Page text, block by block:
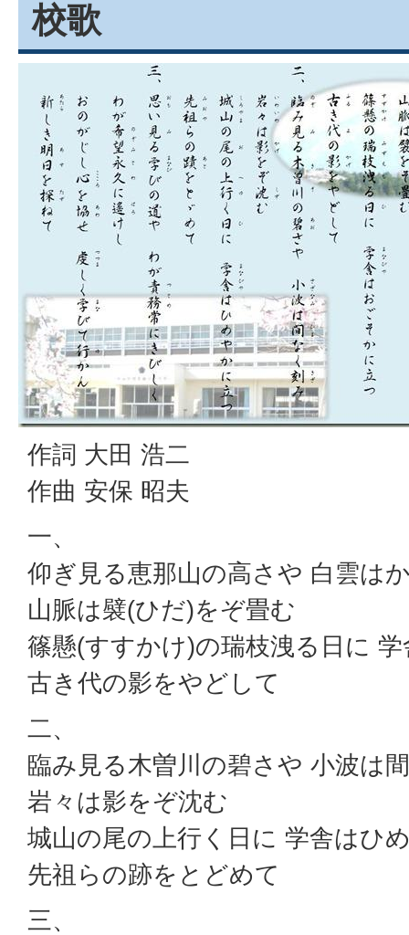
校歌
作詞 大田 浩二
作曲 安保 昭夫
一、
仰ぎ見る恵那山の高さや 白雲は
山脈は襞(ひだ)をぞ畳む
篠懸(すすかけ)の瑞枝洩る日に
古き代の影をやどして
二、
臨み見る木曽川の碧さや 小波は
岩々は影をぞ沈む
城山の尾の上行く日に 学舎はひ
先祖らの跡をとどめて
三、